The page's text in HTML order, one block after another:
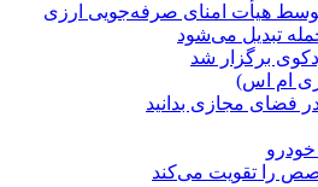
هیأت امنای صرفه‌جویی ارزی
تبدیل می‌شود
برگزار شد
ام اس)
فضای مجازی بدانید
را تقویت می‌کند